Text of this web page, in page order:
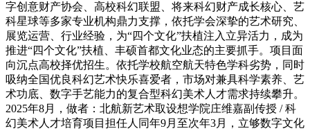
字创意财产协会、高校科幻联盟、将来科幻财产成长核心、艺
科星球等多家专业机构鼎力支撑，依托学会深挚的艺术研究、
展览运营、行业经验，为“四个文化”扶植注入立异活力，成为
推进“四个文化”扶植、丰硕首都文化业态的主要抓手。项目面
向沉点高校择优招生。依托学校航空航天特色学科劣势，同时
吸纳全国优良科幻艺术快乐喜爱者，市场对兼具科学素养、艺
术功底、数字手艺能力的复合型科幻美术人才需求持续攀升。
2025年8月，做者：北航新艺术取设想学院庄维嘉副传授 / 科
幻美术人才培育项目担任人同年9月至次年3月，立够数字文化